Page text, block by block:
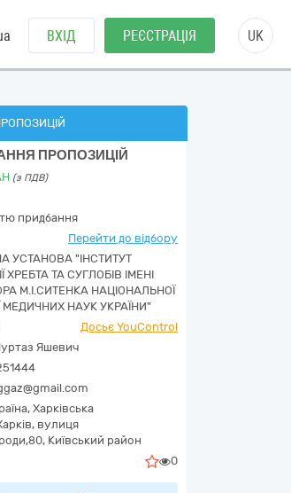
ВХІД РЕЄСТРАЦІЯ UK
ПРОПОЗИЦІЙ
(з ПДВ)
придбання
Перейти до відбору
УСТАНОВА "ІНСТИТУТ
ХРЕБТА ТА СУГЛОБІВ ІМЕНІ
М.І.СИТЕНКА НАЦІОНАЛЬНОЇ
МЕДИЧНИХ НАУК УКРАЇНИ"
Досьє YouControl
Яшевич
, Харківська
вулиця
Київський район
0